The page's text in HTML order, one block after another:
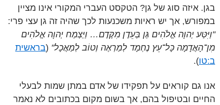
בגן. איזה סוג של גן? הטקסט העברי המקורי אינו מציין
במפורש, אך יש ראיות משכנעות לכך שהיה זה גן עצי פרי:
"וַיִּטַּע יְהוָה אֱלֹהִים גַּן בְּעֵדֶן מִקֶּדֶם… וַיַּצְמַח יְהוָה אֱלֹהִים
מִן־הָאֲדָמָה כָּל־עֵץ נֶחְמָד לְמַרְאֶה וְטוֹב לְמַאֲכָל" (בראשית
ב:טו).
אנו גם קוראים על תפקידו של אדם במתן שמות לבעלי
החיים ובטיפול בהם, אך בשום מקום בכתובים לא נאמר